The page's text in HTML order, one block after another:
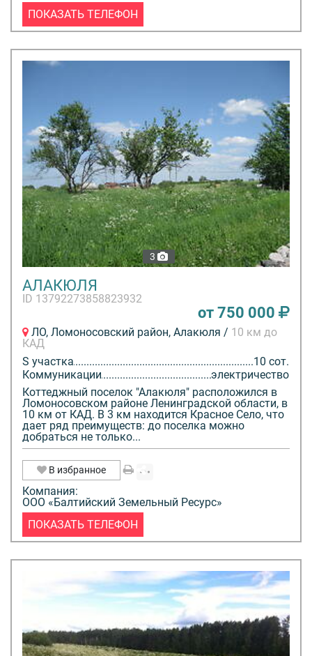
ПОКАЗАТЬ ТЕЛЕФОН
3
АЛАКЮЛЯ
ID 13792273858823932
от 750 000
ЛО, Ломоносовский район, Алакюля / 10 км до
КАД
S участка
10 сот.
Коммуникации
электричество
Коттеджный поселок "Алакюля" расположился в
Ломоносовском районе Ленинградской области, в
10 км от КАД. В 3 км находится Красное Село, что
дает ряд преимуществ: до поселка можно
добраться не только...
В избранное
Компания:
ООО «Балтийский Земельный Ресурс»
ПОКАЗАТЬ ТЕЛЕФОН